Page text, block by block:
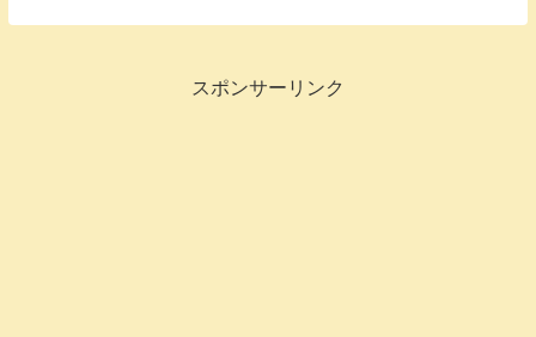
していきたいと思います。巷では「高く売
スポンサーリンク